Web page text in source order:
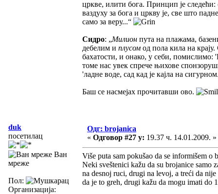
цркве, илити бога. Принцип је
ваздуху за бога и цркву је, све што
само за веру...“
Сидро: „Милион пута на плажама,
дебелим и плусом од пола кила на
бахатости, и онако, у себи,
томе нас увек спрече њихове
'ладне воде, сад кад је кајла на
Баш се насмејах прочитавши ово.
duk
посетилац
Ван
мреже
Пол:
Организација:
Одг: brojanica
« Одговор #27 у: 19.37 ч. 14.01.2009. »
Više puta sam pokušao da se informišem
Neki sveštenici kažu da su brojanice samo
na desnoj ruci, drugi na levoj, a treći da
da je to greh, drugi kažu da mogu imati do